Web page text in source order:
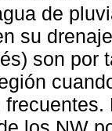
de
su
son por